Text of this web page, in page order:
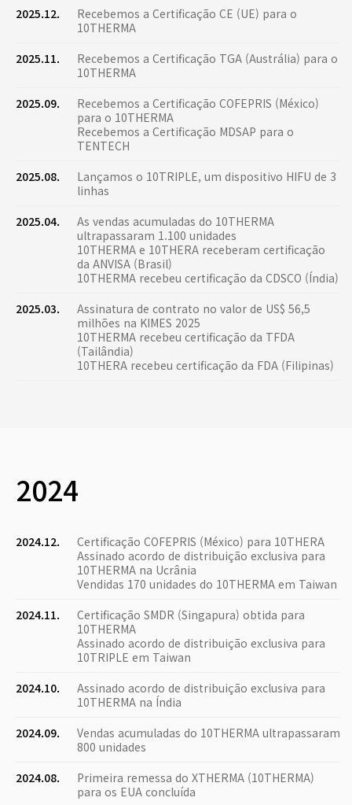
2025.12.
Recebemos a Certificação CE (UE) para o
10THERMA
2025.11.
Recebemos a Certificação TGA (Austrália) para o
10THERMA
2025.09.
Recebemos a Certificação COFEPRIS (México)
para o 10THERMA
Recebemos a Certificação MDSAP para o
TENTECH
2025.08.
Lançamos o 10TRIPLE, um dispositivo HIFU de 3
linhas
2025.04.
As vendas acumuladas do 10THERMA
ultrapassaram 1.100 unidades
10THERMA e 10THERA receberam certificação
da ANVISA (Brasil)
10THERMA recebeu certificação da CDSCO (Índia)
2025.03.
Assinatura de contrato no valor de US$ 56,5
milhões na KIMES 2025
10THERMA recebeu certificação da TFDA
(Tailândia)
10THERA recebeu certificação da FDA (Filipinas)
2024
2024.12.
Certificação COFEPRIS (México) para 10THERA
Assinado acordo de distribuição exclusiva para
10THERMA na Ucrânia
Vendidas 170 unidades do 10THERMA em Taiwan
2024.11.
Certificação SMDR (Singapura) obtida para
10THERMA
Assinado acordo de distribuição exclusiva para
10TRIPLE em Taiwan
2024.10.
Assinado acordo de distribuição exclusiva para
10THERMA na Índia
2024.09.
Vendas acumuladas do 10THERMA ultrapassaram
800 unidades
2024.08.
Primeira remessa do XTHERMA (10THERMA)
para os EUA concluída